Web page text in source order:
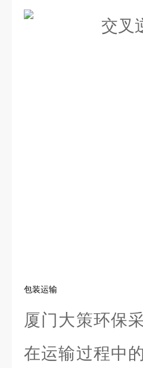
包装运输
厦门大策环保
在运输过程中